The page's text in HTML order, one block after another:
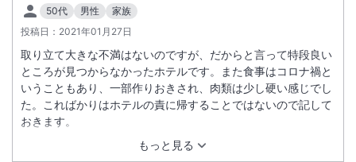
50代 男性
家族
投稿日： 2021年01月27日
もっと見る
取り立て大きな不満はないのですが、だからと言って特段良い
ところが見つからなかったホテルです。また食事はコロナ禍と
いうこともあり、一部作りおきされ、肉類は少し硬い感じでし
た。こればかりはホテルの責に帰することではないので記して
おきます。